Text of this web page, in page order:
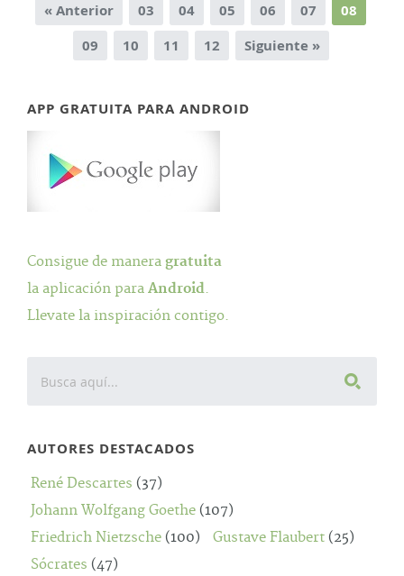
« Anterior 03 04 05 06 07
08
09
10 11 12 Siguiente »
APP GRATUITA PARA ANDROID
Consigue de manera gratuita
la aplicación para Android.
Llevate la inspiración contigo.
AUTORES DESTACADOS
René Descartes (37)
Johann Wolfgang Goethe (107)
Friedrich Nietzsche (100) Gustave Flaubert (25)
Sócrates (47)